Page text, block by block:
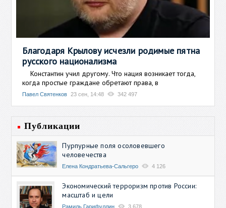
Благодаря Крылову исчезли родимые пятна
русского национализма
Константин учил другому. Что нация возникает тогда,
когда простые граждане обретают права, в
Павел Святенков 23 сен, 14:48 342 497
Публикации
Пурпурные поля осоловевшего
человечества
Елена Кондратьева-Сальгеро 4 126
Экономический терроризм против России:
масштаб и цели
Рамиль Гарифуллин 3 678